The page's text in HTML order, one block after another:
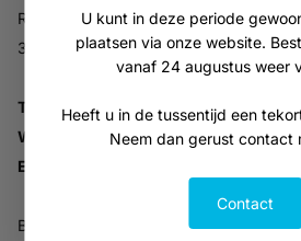
U kunt in deze periode
plaatsen via onze website.
vanaf 24 augustus weer
Heeft u in de tussentijd een
Neem dan gerust contact
Contact
Ravelijn 52
3905NV Veenendaal
Tel:
+31 (0)318 553946
Whatsapp:
06-30896937
Email:
BTW NL816914679B01